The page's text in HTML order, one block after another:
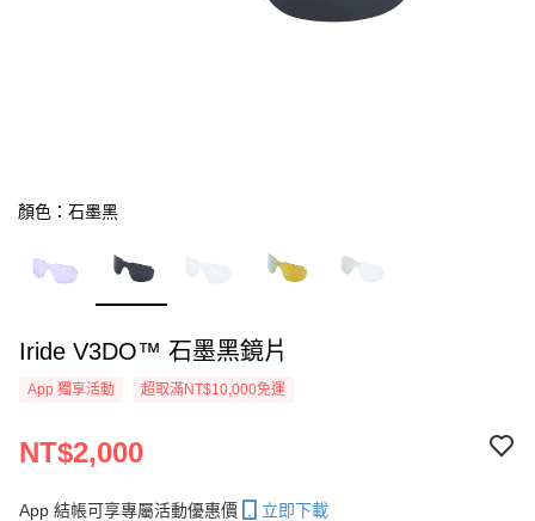
顏色：石墨黑
Iride V3DO™ 石墨黑鏡片
App 獨享活動 超取滿NT$10,000免運
NT$2,000
App 結帳可享專屬活動優惠價 立即下載